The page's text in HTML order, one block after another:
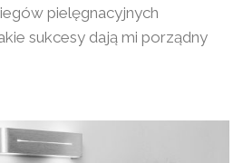
pielęgnacyjnych
sukcesy dają mi porządny